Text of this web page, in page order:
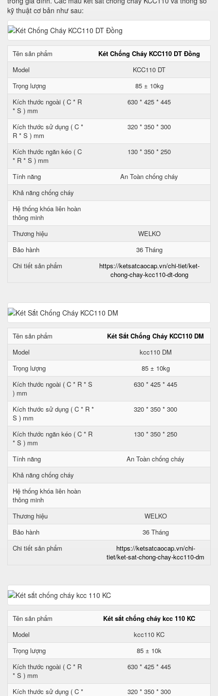
kỹ thuật cơ bản như sau:
Tên sản phẩm
Két Chống Cháy KCC110 DT Đồng
Model
KCC110 DT
Trọng lượng
85 ± 10kg
Kích thước ngoài ( C * R
* S ) mm
630 * 425 * 445
Kích thước sử dụng ( C *
R * S ) mm
320 * 350 * 300
Kích thước ngăn kéo ( C
* R * S ) mm
130 * 350 * 250
Tính năng
An Toàn chống cháy
Khả năng chống cháy
Hệ thống khóa liên hoàn
thông minh
Thương hiệu
WELKO
Bảo hành
36 Tháng
Chi tiết sản phẩm
https://ketsatcaocap.vn/chi-tiet/ket-
chong-chay-kcc110-dt-dong
Tên sản phẩm
Két Sắt Chống Cháy KCC110 DM
Model
kcc110 DM
Trọng lượng
85 ± 10kg
Kích thước ngoài ( C * R * S
) mm
630 * 425 * 445
Kích thước sử dụng ( C * R *
S ) mm
320 * 350 * 300
Kích thước ngăn kéo ( C * R
* S ) mm
130 * 350 * 250
Tính năng
An Toàn chống cháy
Khả năng chống cháy
Hệ thống khóa liên hoàn
thông minh
Thương hiệu
WELKO
Bảo hành
36 Tháng
Chi tiết sản phẩm
https://ketsatcaocap.vn/chi-
tiet/ket-sat-chong-chay-kcc110-dm
Tên sản phẩm
Két sắt chống cháy kcc 110 KC
Model
kcc110 KC
Trọng lượng
85 ± 10k
Kích thước ngoài ( C * R
* S ) mm
630 * 425 * 445
Kích thước sử dụng ( C *
320 * 350 * 300